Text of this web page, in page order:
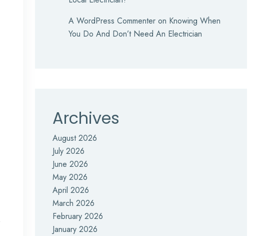
A WordPress Commenter on Knowing When
You Do And Don’t Need An Electrician
Archives
August 2026
July 2026
June 2026
May 2026
April 2026
March 2026
February 2026
January 2026